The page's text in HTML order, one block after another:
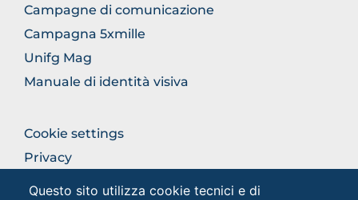
Questo sito utilizza cookie tecnici e di
Campagne di comunicazione
Campagna 5xmille
Unifg Mag
Manuale di identità visiva
FOOTER
COLONNA
DESTRA
Cookie settings
Privacy